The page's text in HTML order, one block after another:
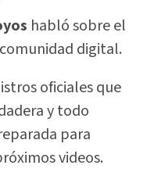
habló sobre el
digital.
oficiales que
y todo
para
videos.